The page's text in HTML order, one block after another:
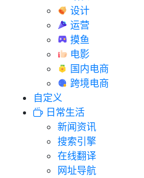
设计
运营
摸鱼
电影
国内电商
跨境电商
自定义
日常生活
新闻资讯
搜索引擎
在线翻译
网址导航